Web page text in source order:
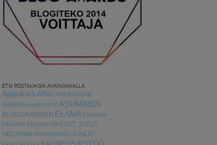
ETSI POSTAUKSIA AVAINSANALLA
AjatuksiaARKI ARKIHAASTE
ARKIKUVA ARVONTA ASUMINEN
BLOGGAAMINEN ELÄMÄ ESPANJA
FINNISH DESIGN HASSUT JUTUT
HELSINKI
HYVINVOINTI JUHLAT